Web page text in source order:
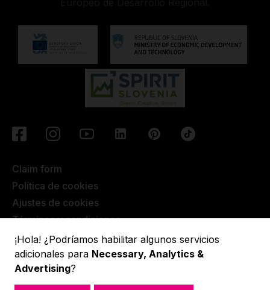
Claim form
Política de cookies
Ajustes de cookies
Términos y condiciones
Condiciones de garantía extendida
Lupit pole © 2022, All rights reserved.
¡Hola! ¿Podríamos habilitar algunos servicios
adicionales para Necessary, Analytics &
Advertising?